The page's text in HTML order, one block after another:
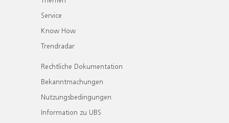
Service
Know How
Trendradar
Rechtliche Dokumentation
Bekanntmachungen
Nutzungsbedingungen
Information zu UBS